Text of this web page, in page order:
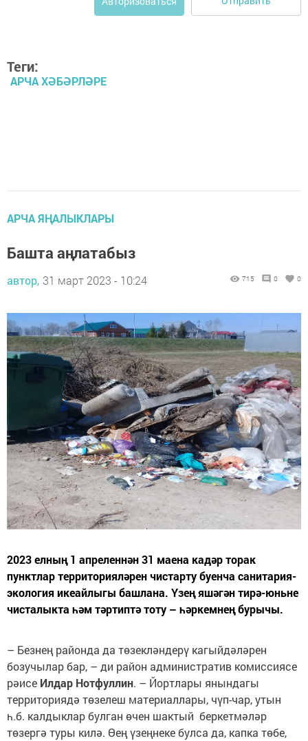
Теги:
АРЧА ХӘБӘРЛӘРЕ
АРЧА ЯҢАЛЫКЛАРЫ
Башта аңлатабыз
автор, 31 март 2023 - 10:24 715 0 0
2023 елның 1 апреленнән 31 маена кадәр торак
пунктлар территорияләрен чистарту буенча санитария-
экология икеайлыгы башлана. Үзең яшәгән тирә-юньне
чисталыкта һәм тәртиптә тоту – һәркемнең бурычы.
– Безнең районда да төзекләндерү кагыйдәләрен
бозучылар бар, – ди район административ комиссиясе
рәисе Илдар Нотфуллин. – Йортлары янындагы
территориядә төзелеш материаллары, чүп-чар, утын
һ.б. калдыклар булган өчен шактый беркетмәләр
төзергә туры килә. Өең үзеңнеке булса да, капка төбе,